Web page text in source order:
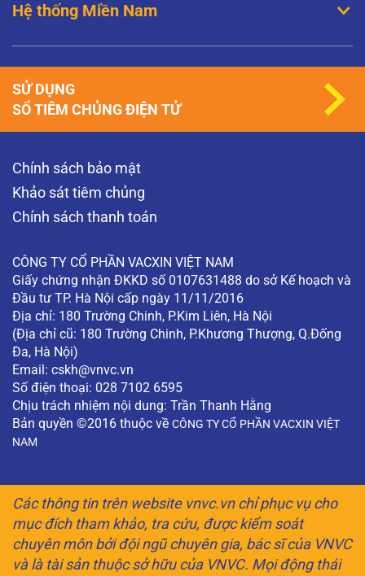
Hệ thống Miền Nam
Chính sách bảo mật
Khảo sát tiêm chủng
Chính sách thanh toán
CÔNG TY CỔ PHẦN VACXIN VIỆT NAM
Giấy chứng nhận ĐKKD số 0107631488 do sở Kế hoạch và
Đầu tư TP. Hà Nội cấp ngày 11/11/2016
Địa chỉ: 180 Trường Chinh, P.Kim Liên, Hà Nội
(Địa chỉ cũ: 180 Trường Chinh, P.Khương Thượng, Q.Đống
Đa, Hà Nội)
Email: cskh@vnvc.vn
Số điện thoại: 028 7102 6595
Chịu trách nhiệm nội dung: Trần Thanh Hằng
Bản quyền ©2016 thuộc về CÔNG TY CỔ PHẦN VACXIN VIỆT
NAM
SỬ DỤNG
SỔ TIÊM CHỦNG ĐIỆN TỬ
Các thông tin trên website vnvc.vn chỉ phục vụ cho
mục đích tham khảo, tra cứu, được kiểm soát
chuyên môn bởi đội ngũ chuyên gia, bác sĩ của VNVC
và là tài sản thuộc sở hữu của VNVC. Mọi động thái